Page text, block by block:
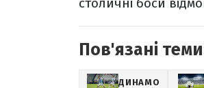
Пов'язані
ДИНАМО